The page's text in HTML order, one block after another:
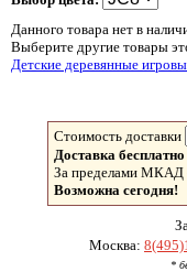
Данного товара нет в
Выберите другие товары
Детские деревянные
Стоимость доставки
Доставка бесплатно
За пределами МКАД
Возможна сегодня!
Москва:
*